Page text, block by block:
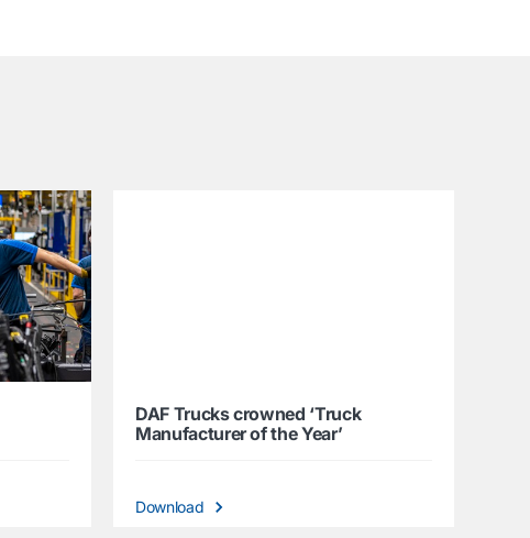
DAF Trucks crowned ‘Truck
Manufacturer of the Year’
Download